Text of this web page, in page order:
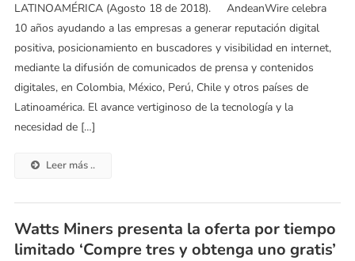
LATINOAMÉRICA (Agosto 18 de 2018). AndeanWire celebra
10 años ayudando a las empresas a generar reputación digital
positiva, posicionamiento en buscadores y visibilidad en internet,
mediante la difusión de comunicados de prensa y contenidos
digitales, en Colombia, México, Perú, Chile y otros países de
Latinoamérica. El avance vertiginoso de la tecnología y la
necesidad de […]
Leer más ..
Watts Miners presenta la oferta por tiempo
limitado ‘Compre tres y obtenga uno gratis’